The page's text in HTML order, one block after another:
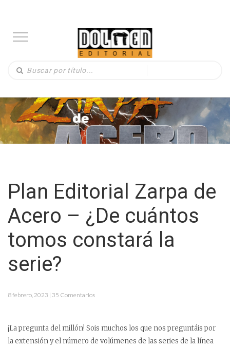
Plan Editorial Zarpa de
Acero – ¿De cuántos
tomos constará la
serie?
8 febrero, 2023 | 35 Comentarios
¡La pregunta del millón! Sois muchos los que nos preguntáis por
la extensión y el número de volúmenes de las series de la línea